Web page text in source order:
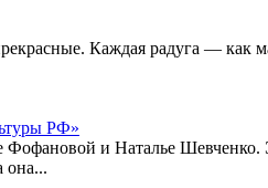
Каждая радуга — как
РФ»
и Наталье
она...